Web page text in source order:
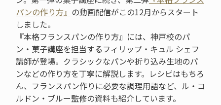
パンの作り方』 の動画配信がこの12月からスタート
しました。
『本格フランスパンの作り方』には、神戸校のパ
ン・菓子講座を担当するフィリップ・キュル シェフ
講師が登場。クラシックなパンや折り込み生地のパ
ンなどの作り方を丁寧に解説します。レシピはもちろ
ん、フランスパン作りに必要な調理用語など、ル・コ
ルドン・ブルー監修の資料も紹介しています。